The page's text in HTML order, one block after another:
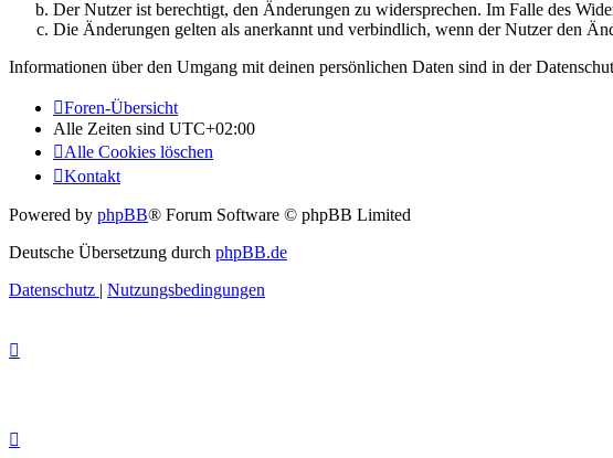
Der Nutzer ist berechtigt, den Änderungen zu widersprechen. Im Falle des
Die Änderungen gelten als anerkannt und verbindlich, wenn der Nutzer den
Informationen über den Umgang mit deinen persönlichen Daten sind in der
Foren-Übersicht
Alle Zeiten sind UTC+02:00
Alle Cookies löschen
Kontakt
Powered by phpBB® Forum Software © phpBB Limited
Deutsche Übersetzung durch phpBB.de
Datenschutz | Nutzungsbedingungen